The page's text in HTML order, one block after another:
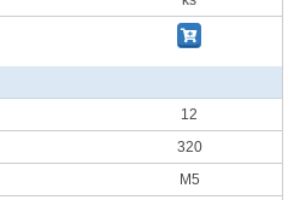
12
320
M5